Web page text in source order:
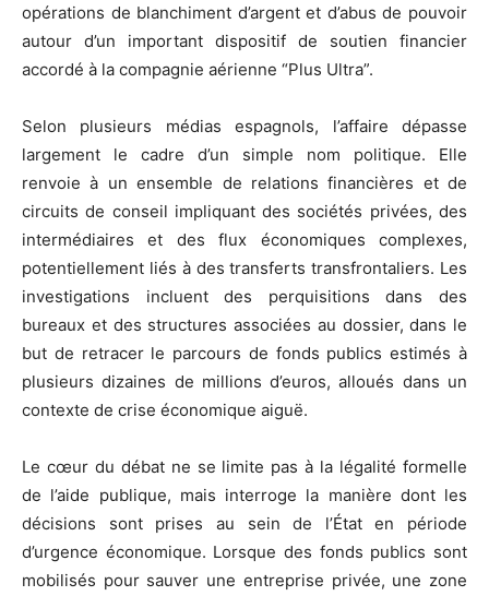
opérations de blanchiment d’argent et d’abus de pouvoir
autour d’un important dispositif de soutien financier
accordé à la compagnie aérienne “Plus Ultra”.
Selon plusieurs médias espagnols, l’affaire dépasse
largement le cadre d’un simple nom politique. Elle
renvoie à un ensemble de relations financières et de
circuits de conseil impliquant des sociétés privées, des
intermédiaires et des flux économiques complexes,
potentiellement liés à des transferts transfrontaliers. Les
investigations incluent des perquisitions dans des
bureaux et des structures associées au dossier, dans le
but de retracer le parcours de fonds publics estimés à
plusieurs dizaines de millions d’euros, alloués dans un
contexte de crise économique aiguë.
Le cœur du débat ne se limite pas à la légalité formelle
de l’aide publique, mais interroge la manière dont les
décisions sont prises au sein de l’État en période
d’urgence économique. Lorsque des fonds publics sont
mobilisés pour sauver une entreprise privée, une zone